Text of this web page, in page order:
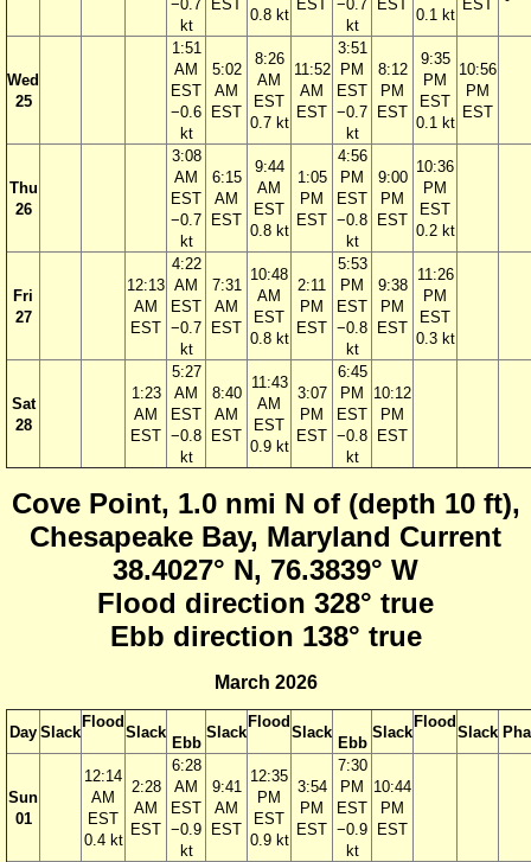
−0.7
kt
EST
0.8 kt
EST −0.7
kt
EST
0.1 kt
EST
Wed
25
1:51
AM
EST
−0.6
kt
5:02
AM
EST
8:26
AM
EST
0.7 kt
11:52
AM
EST
3:51
PM
EST
−0.7
kt
8:12
PM
EST
9:35
PM
EST
0.1 kt
10:56
PM
EST
Thu
26
3:08
AM
EST
−0.7
kt
6:15
AM
EST
9:44
AM
EST
0.8 kt
1:05
PM
EST
4:56
PM
EST
−0.8
kt
9:00
PM
EST
10:36
PM
EST
0.2 kt
Fri
27
12:13
AM
EST
4:22
AM
EST
−0.7
kt
7:31
AM
EST
10:48
AM
EST
0.8 kt
2:11
PM
EST
5:53
PM
EST
−0.8
kt
9:38
PM
EST
11:26
PM
EST
0.3 kt
Sat
28
1:23
AM
EST
5:27
AM
EST
−0.8
kt
8:40
AM
EST
11:43
AM
EST
0.9 kt
3:07
PM
EST
6:45
PM
EST
−0.8
kt
10:12
PM
EST
Cove Point, 1.0 nmi N of (depth 10 ft),
Chesapeake Bay, Maryland Current
38.4027° N, 76.3839° W
Flood direction 328° true
Ebb direction 138° true
March 2026
Day Slack
Flood
Slack
Ebb
Slack
Flood
Slack
Ebb
Slack
Flood
Slack
Sun
01
12:14
AM
EST
0.4 kt
2:28
AM
EST
6:28
AM
EST
−0.9
kt
9:41
AM
EST
12:35
PM
EST
0.9 kt
3:54
PM
EST
7:30
PM
EST
−0.9
kt
10:44
PM
EST